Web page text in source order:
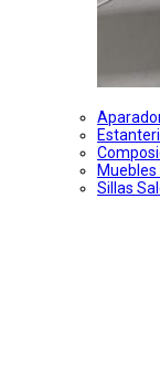
Muebles
Sillas